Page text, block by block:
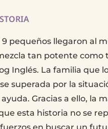
9 pequeños llegaron al
tan potente como
Inglés. La familia que
superada por la
Gracias a ello, la
esta historia no se